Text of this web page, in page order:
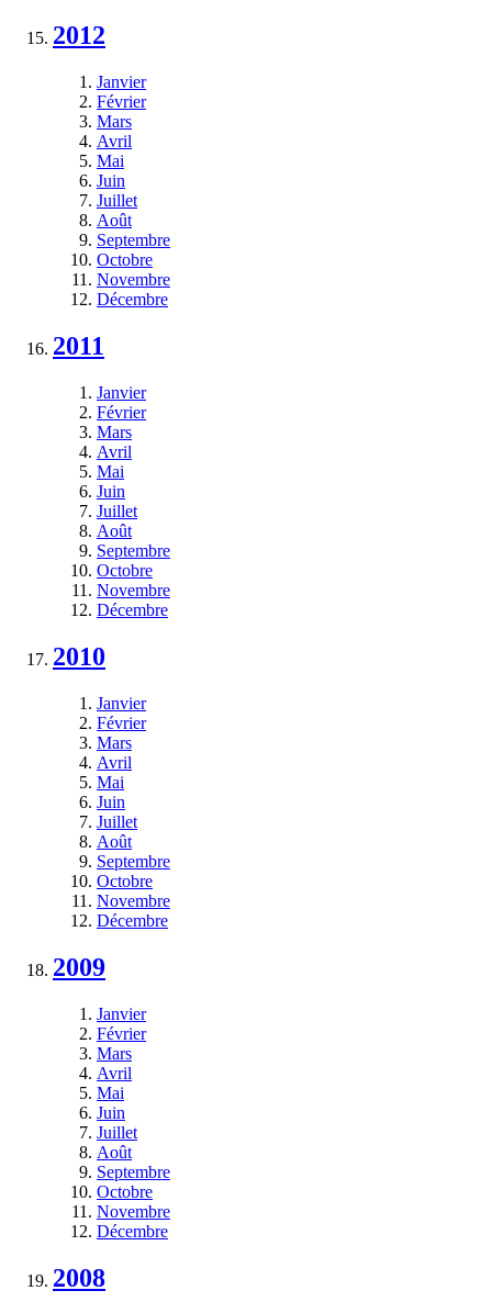
2012
Janvier
Février
Mars
Avril
Mai
Juin
Juillet
Août
Septembre
Octobre
Novembre
Décembre
2011
Janvier
Février
Mars
Avril
Mai
Juin
Juillet
Août
Septembre
Octobre
Novembre
Décembre
2010
Janvier
Février
Mars
Avril
Mai
Juin
Juillet
Août
Septembre
Octobre
Novembre
Décembre
2009
Janvier
Février
Mars
Avril
Mai
Juin
Juillet
Août
Septembre
Octobre
Novembre
Décembre
2008